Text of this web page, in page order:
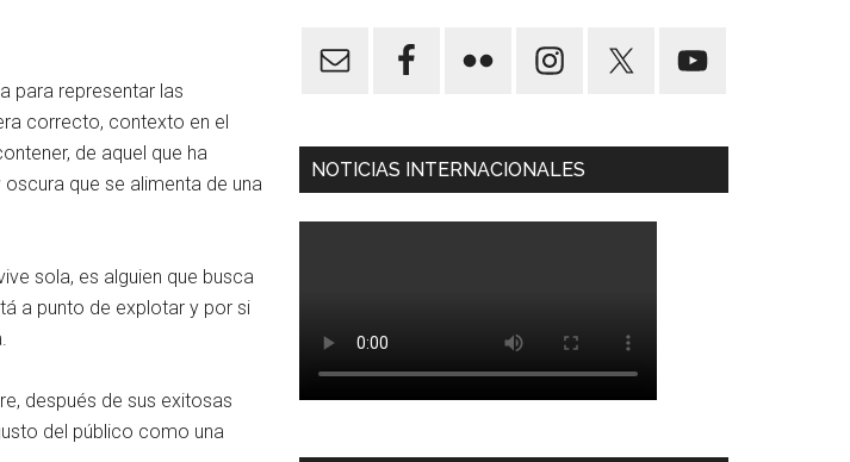
para representar las
correcto, contexto en el
de aquel que ha
que se alimenta de una
sola, es alguien que busca
a punto de explotar y por si
después de sus exitosas
del público como una
NOTICIAS INTERNACIONALES